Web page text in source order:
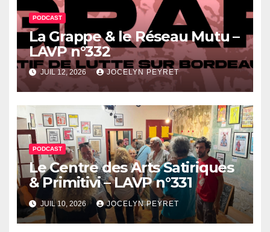
PODCAST
La Grappe & le Réseau Mutu –
LAVP n°332
JUIL 12, 2026 JOCELYN PEYRET
PODCAST
Le Centre des Arts Satiriques
& Primitivi – LAVP n°331
JUIL 10, 2026 JOCELYN PEYRET